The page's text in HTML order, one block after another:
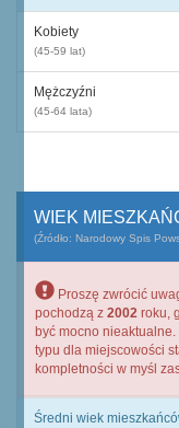
Kobiety
(45-59 lat)
Mężczyźni
(45-64 lata)
WIEK
(Źródło: Narodowy Spis
Proszę zwrócić
pochodzą z 2002 roku,
być mocno
typu dla miejscowości
kompletności w myśl
Średni wiek